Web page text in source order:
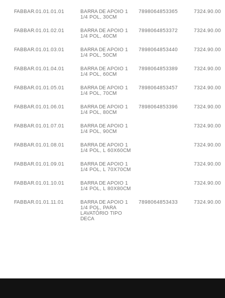
FABBAR.01.01.01.01
BARRA DE APOIO 1
1/4 POL, 30CM
7898064853365 7324.90.00
FABBAR.01.01.02.01
BARRA DE APOIO 1
1/4 POL, 40CM
7898064853372 7324.90.00
FABBAR.01.01.03.01
BARRA DE APOIO 1
1/4 POL, 50CM
7898064853440 7324.90.00
FABBAR.01.01.04.01
BARRA DE APOIO 1
1/4 POL, 60CM
7898064853389 7324.90.00
FABBAR.01.01.05.01
BARRA DE APOIO 1
1/4 POL, 70CM
7898064853457 7324.90.00
FABBAR.01.01.06.01
BARRA DE APOIO 1
1/4 POL, 80CM
7898064853396 7324.90.00
FABBAR.01.01.07.01
BARRA DE APOIO 1
1/4 POL, 90CM
7324.90.00
FABBAR.01.01.08.01
BARRA DE APOIO 1
1/4 POL, L 60X60CM
7324.90.00
FABBAR.01.01.09.01
BARRA DE APOIO 1
1/4 POL, L 70X70CM
7324.90.00
FABBAR.01.01.10.01
BARRA DE APOIO 1
1/4 POL, L 80X80CM
7324.90.00
FABBAR.01.01.11.01
BARRA DE APOIO 1
1/4 POL, PARA
LAVATÓRIO TIPO
DECA
7898064853433 7324.90.00